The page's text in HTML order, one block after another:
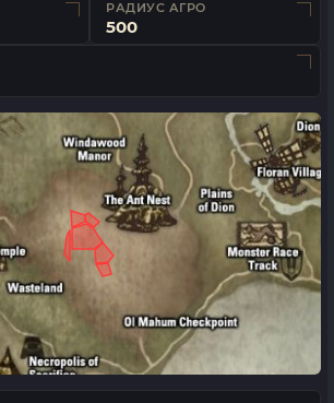
РАДИУС АГРО
500